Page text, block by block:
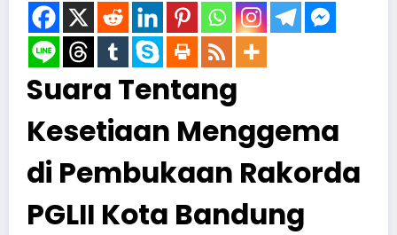
Suara Tentang
Kesetiaan Menggema
di Pembukaan Rakorda
PGLII Kota Bandung